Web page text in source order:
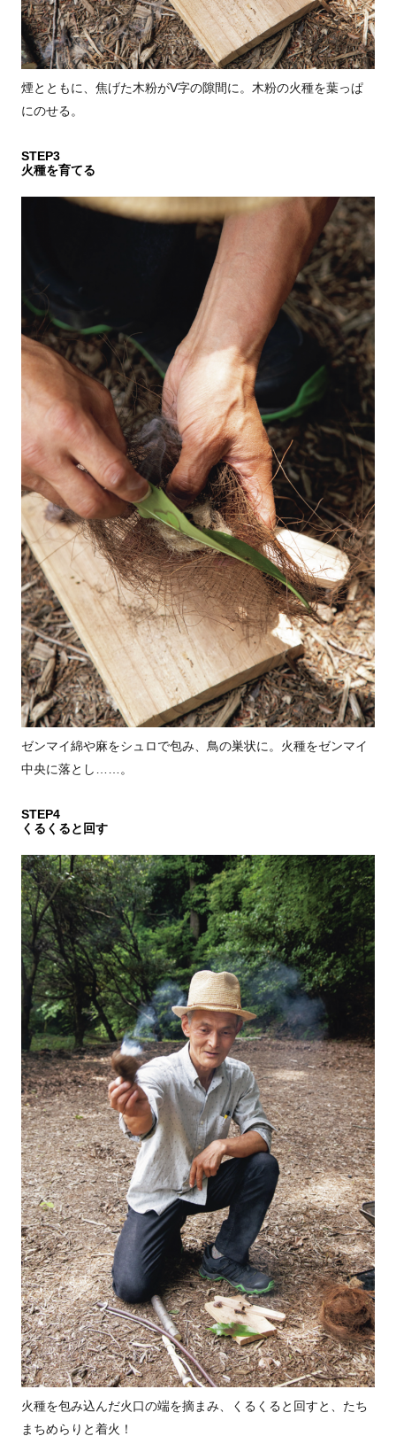
煙とともに、焦げた木粉がV字の隙間に。木粉の火種を葉っぱ
にのせる。
STEP3
火種を育てる
ゼンマイ綿や麻をシュロで包み、鳥の巣状に。火種をゼンマイ
中央に落とし……。
STEP4
くるくると回す
火種を包み込んだ火口の端を摘まみ、くるくると回すと、たち
まちめらりと着火！